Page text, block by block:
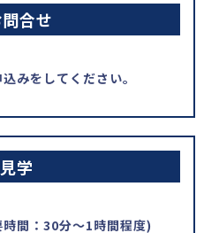
合せ
みをしてください。
学
間：30分～1時間程度)